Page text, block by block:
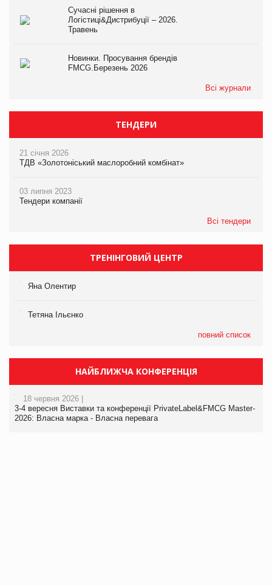
Сучасні рішення в
Логістиці&Дистрибуції – 2026.
Травень
Новинки. Просування брендів
FMCG.Березень 2026
Всі журнали
ТЕНДЕРИ
21 січня 2026
ТДВ «Золотоніський маслоробний комбінат»
03 липня 2023
Тендери компанії
Всі тендери
ТРЕНІНГОВИЙ ЦЕНТР
Яна Олентир
Тетяна Ільєнко
повний список
НАЙБЛИЖЧА КОНФЕРЕНЦІЯ
18 червня 2026 |
3-4 вересня Виставки та конференції PrivateLabel&FMCG Master-
2026: Власна марка - Власна перевага